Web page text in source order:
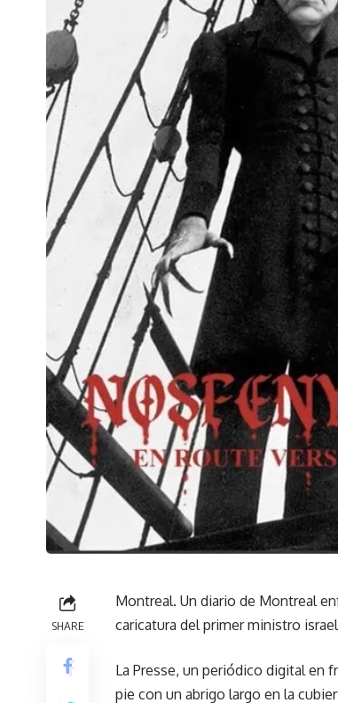
SHARE
Montreal. Un diario de Montreal
caricatura del primer ministro
La Presse, un periódico digital en
pie con un abrigo largo en la